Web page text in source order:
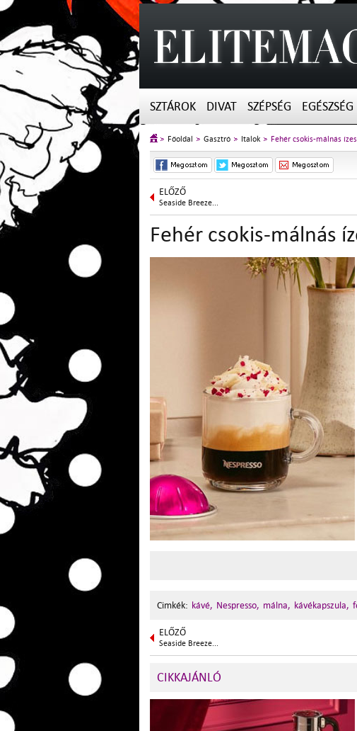
SZTÁROK DIVAT SZÉPSÉG EGÉSZSÉG
Főoldal Gasztró Italok Fehér csokis-málnás
ELŐZŐ
Seaside Breeze...
Fehér csokis-málnás
Cimkék: kávé, Nespresso, málna, kávékapszula,
ELŐZŐ
Seaside Breeze...
CIKKAJÁNLÓ